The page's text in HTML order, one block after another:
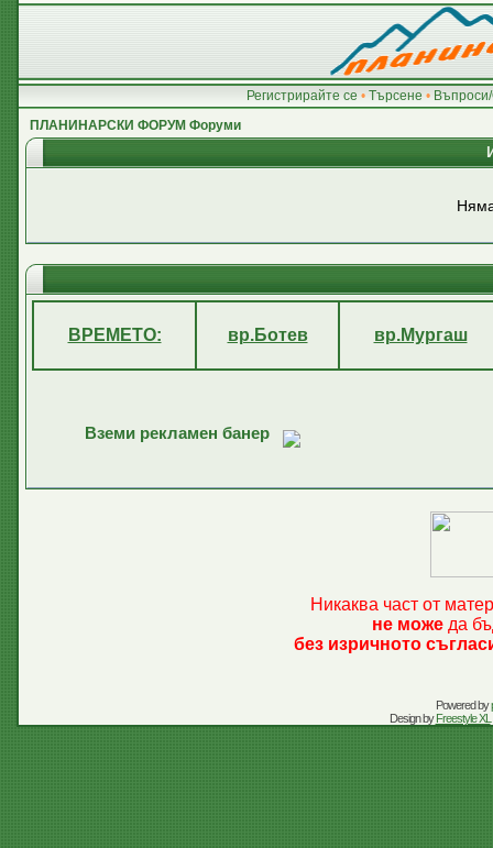
Регистрирайте се • Търсене •
ПЛАНИНАРСКИ ФОРУМ Форуми
ВРЕМЕТО: вр.Ботев вр.Мургаш
Вземи рекламен банер
Никаква част от
не може да
без изричното
Powered by
Design byFreestyle XL